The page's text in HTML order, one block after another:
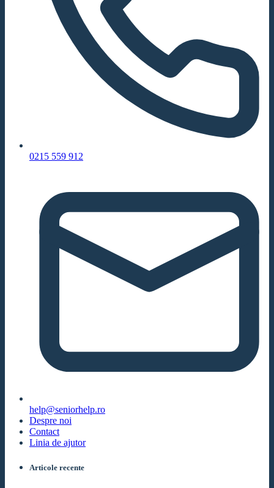
0215 559 912
help@seniorhelp.ro
Despre noi
Contact
Linia de ajutor
Articole recente